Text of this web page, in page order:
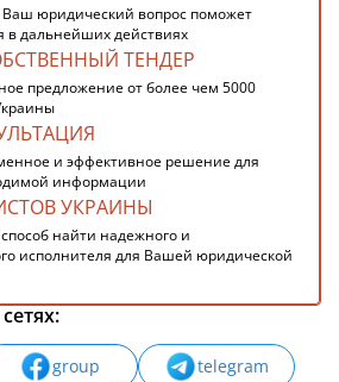
Ваш юридический вопрос поможет
в дальнейших действиях
ТЕНДЕР
предложение от более чем 5000
и эффективное решение для
информации
УКРАИНЫ
найти надежного и
исполнителя для Вашей юридической
group
telegram